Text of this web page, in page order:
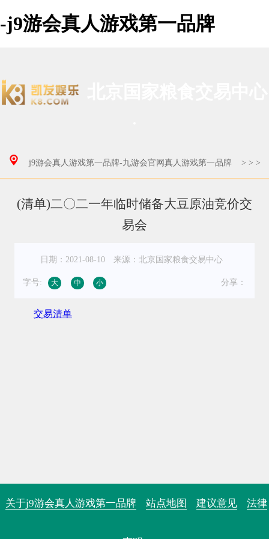
-j9游会真人游戏第一品牌
j9游会真人游戏第一品牌-九游会官网真人游戏第一品牌 > > >
(清单)二〇二一年临时储备大豆原油竞价交
易会
日期：2021-08-10 来源：北京国家粮食交易中心
字号: 大 中 小 分享：
交易清单
关于j9游会真人游戏第一品牌 站点地图 建议意见 法律